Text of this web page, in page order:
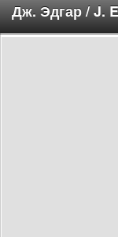
Дж. Эдгар / J.